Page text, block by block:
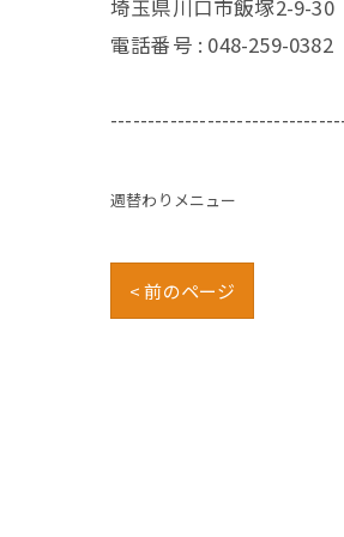
埼玉県川口市飯塚2-9-30
電話番号 : 048-259-0382
週替わりメニュー
< 前のページ